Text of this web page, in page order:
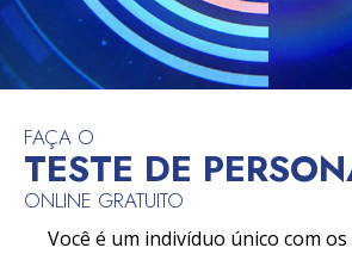
FAÇA O
TESTE DE
ONLINE GRATUITO
Você é um indivíduo único com